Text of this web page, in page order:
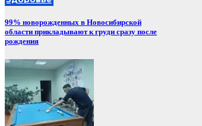
99% новорожденных в Новосибирской
области прикладывают к груди сразу после
рождения